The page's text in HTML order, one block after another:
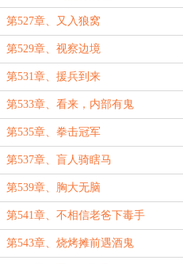
第527章、又入狼窝
第529章、视察边境
第531章、援兵到来
第533章、看来，内部有鬼
第535章、拳击冠军
第537章、盲人骑瞎马
第539章、胸大无脑
第541章、不相信老爸下毒手
第543章、烧烤摊前遇酒鬼